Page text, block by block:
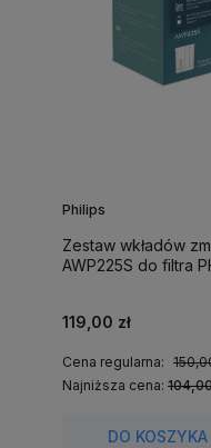
Philips
Zestaw wkładów
AWP225S do filtra
119,00 zł
Cena regularna:
Najniższa cena:
DO KOSZYKA